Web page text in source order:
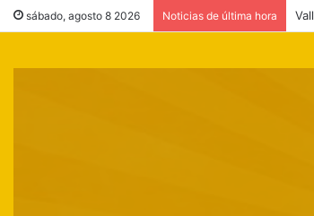
sábado, agosto 8 2026 Noticias de última hora